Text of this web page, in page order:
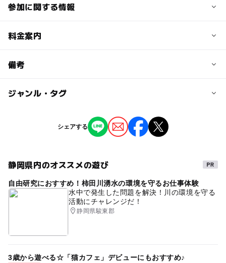
参加に関する情報
予約/応募
料金案内
料金について
備考
※掲載の情報は天候や主催者側の都合などにより変更にな
情報提供：イベントバンク
ジャンル・タグ
ワークショップ
シェアする
静岡県内のオススメの遊び
自由研究におすすめ！柿田川湧水の環境を守るお仕事体験
水中で発生した問題を解決！川の環境を守る
活動にチャレンジだ！
静岡県駿東郡
3歳から遊べる☆「猫カフェ」デビューにもおすすめ♪